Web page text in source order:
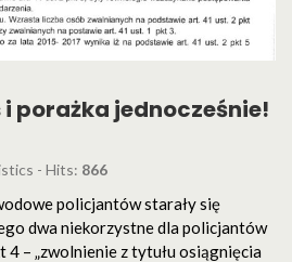
porażka jednocześnie!
- Hits: 866
policjantów starały się
dwa niekorzystne dla policjantów
4 – „zwolnienie z tytułu osiągnięcia